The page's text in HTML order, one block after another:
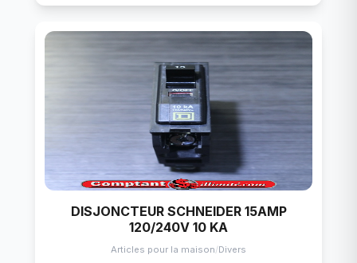
DISJONCTEUR SCHNEIDER 15AMP
120/240V 10 KA
Articles pour la maison/Divers